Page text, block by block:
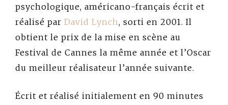
psychologique, américano-français écrit et
réalisé par David Lynch, sorti en 2001. Il
obtient le prix de la mise en scène au
Festival de Cannes la même année et l’Oscar
du meilleur réalisateur l’année suivante.
Écrit et réalisé initialement en 90 minutes